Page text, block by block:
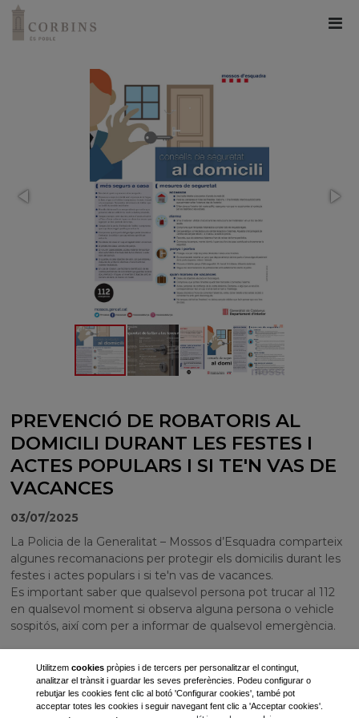
PREVENCIÓ DE ROBATORIS AL
DOMICILI DURANT LES FESTES I
ACTES POPULARS I SI TE'N VAS DE
VACANCES
03/07/2025
La Policia de la Generalitat – Mossos d’Esquadra comparteix
algunes recomanacions per protegir els domicilis durant les
festes i actes populars i si te'n vas de vacances.
Es important saber que qualsevol persona pot trucar al 112
en qualsevol moment si observa alguna persona o vehicle
sospitós, així com per a informar de qualsevol emergència.
Utilitzem cookiespròpies i de tercers per personalitzar el contingut,
analitzar el trànsit i guardar les seves preferències. Podeu configurar o
rebutjar les cookies fent clic al botó 'Configurar cookies', també pot
acceptar totes les cookies i seguir navegant fent clic a 'Acceptar cookies'.